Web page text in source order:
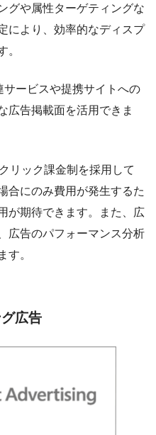
グや属性ターゲティングな
により、効率的なディスプ
。
サービスや提携サイトへの
広告掲載面を活用できま
リック課金制を採用して
合にのみ費用が発生するた
が期待できます。また、広
広告のパフォーマンス分析
す。
広告